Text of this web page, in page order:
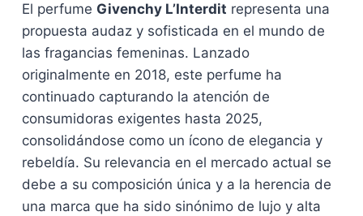
El perfume Givenchy L’Interdit representa una
propuesta audaz y sofisticada en el mundo de
las fragancias femeninas. Lanzado
originalmente en 2018, este perfume ha
continuado capturando la atención de
consumidoras exigentes hasta 2025,
consolidándose como un ícono de elegancia y
rebeldía. Su relevancia en el mercado actual se
debe a su composición única y a la herencia de
una marca que ha sido sinónimo de lujo y alta